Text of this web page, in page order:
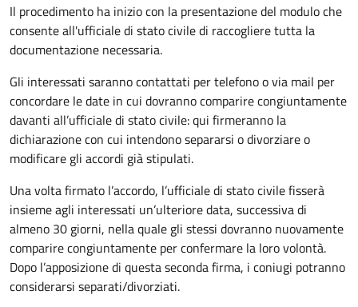
Il procedimento ha inizio con la presentazione del modulo che
consente all'ufficiale di stato civile di raccogliere tutta la
documentazione necessaria.
Gli interessati saranno contattati per telefono o via mail per
concordare le date in cui dovranno comparire congiuntamente
davanti all’ufficiale di stato civile: qui firmeranno la
dichiarazione con cui intendono separarsi o divorziare o
modificare gli accordi già stipulati.
Una volta firmato l’accordo, l’ufficiale di stato civile fisserà
insieme agli interessati un’ulteriore data, successiva di
almeno 30 giorni, nella quale gli stessi dovranno nuovamente
comparire congiuntamente per confermare la loro volontà.
Dopo l’apposizione di questa seconda firma, i coniugi potranno
considerarsi separati/divorziati.